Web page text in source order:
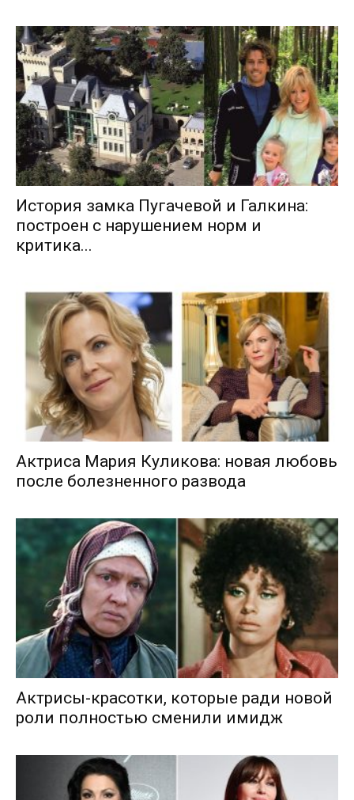
История замка Пугачевой и Галкина:
построен с нарушением норм и
критика...
Актриса Мария Куликова: новая любовь
после болезненного развода
Актрисы-красотки, которые ради новой
роли полностью сменили имидж